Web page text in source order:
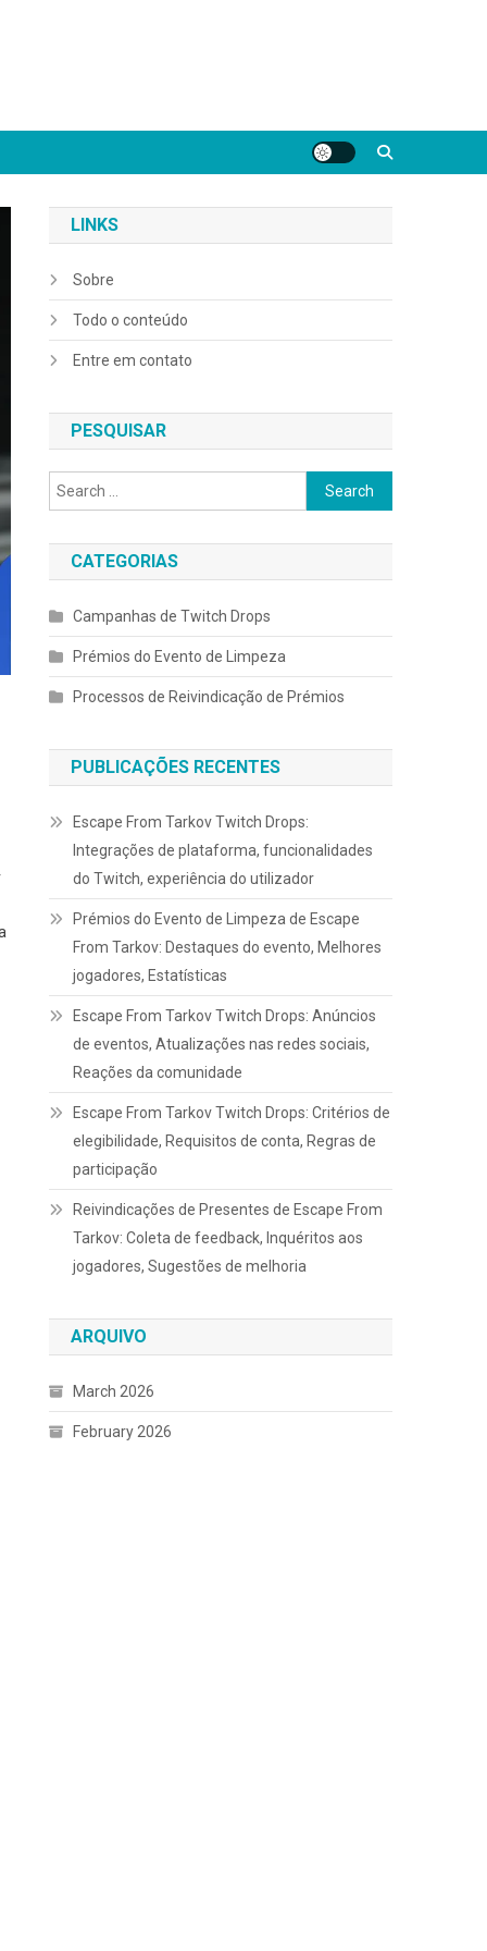
LINKS
Sobre
Todo o conteúdo
Entre em contato
PESQUISAR
Search
for:
CATEGORIAS
Campanhas de Twitch Drops
Prémios do Evento de Limpeza
Processos de Reivindicação de Prémios
PUBLICAÇÕES RECENTES
Escape From Tarkov Twitch Drops:
Integrações de plataforma, funcionalidades
do Twitch, experiência do utilizador
Prémios do Evento de Limpeza de Escape
From Tarkov: Destaques do evento, Melhores
jogadores, Estatísticas
Escape From Tarkov Twitch Drops: Anúncios
de eventos, Atualizações nas redes sociais,
Reações da comunidade
Escape From Tarkov Twitch Drops: Critérios de
elegibilidade, Requisitos de conta, Regras de
participação
Reivindicações de Presentes de Escape From
Tarkov: Coleta de feedback, Inquéritos aos
jogadores, Sugestões de melhoria
ARQUIVO
March 2026
February 2026